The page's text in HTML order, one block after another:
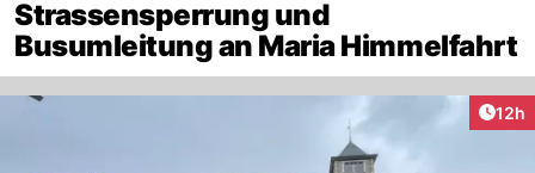
Strassensperrung und
Busumleitung an Maria Himmelfahrt
12h